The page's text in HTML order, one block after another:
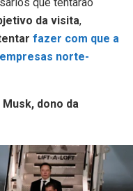
que tentarão
da visita,
fazer com que a
norte-
Musk, dono da